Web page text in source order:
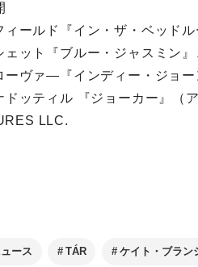
ールド『イン・ザ・ベッド
ェット『ブルー・ジャスミン
ーヴァ―『インディー・ジョー
ッティル 『ジョーカー』（
LLC.
ース TÁR ケイト・ブラン